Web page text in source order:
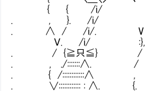
{ { /i/ |
. , }. /i/
. ∧ / /i/. V
Ｖ. /i/ :}, ノ
. / {≧只≦} / (j
. , ./:::::::∧. /
. { /::::::::::::∧ ,
. ∨:::::::::::: : ∧. {.